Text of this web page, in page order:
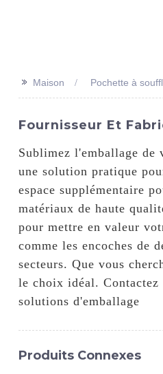
>> Maison Pochette à
Fournisseur Et
Sublimez l'emballage
une solution pratique
espace supplémentaire
matériaux de haute
pour mettre en valeur
comme les encoches de
secteurs. Que vous
le choix idéal.
solutions d'emballage
Produits Connexes